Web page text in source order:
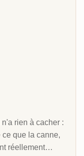
rien à cacher :
que la canne,
réellement